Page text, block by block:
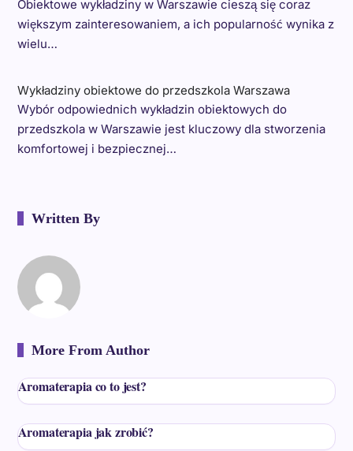
Obiektowe wykładziny w Warszawie cieszą się coraz
większym zainteresowaniem, a ich popularność wynika z
wielu…
Wykładziny obiektowe do przedszkola Warszawa
Wybór odpowiednich wykładzin obiektowych do
przedszkola w Warszawie jest kluczowy dla stworzenia
komfortowej i bezpiecznej…
Written By
More From Author
Aromaterapia co to jest?
Aromaterapia jak zrobić?